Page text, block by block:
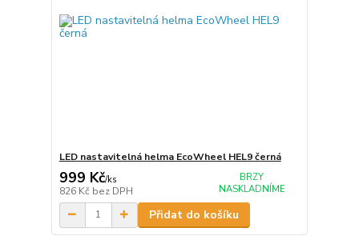
LED nastavitelná helma EcoWheel HEL9 černá
999 Kč/ks
826 Kč bez DPH
BRZY
NASKLADNÍME
Přidat do košíku